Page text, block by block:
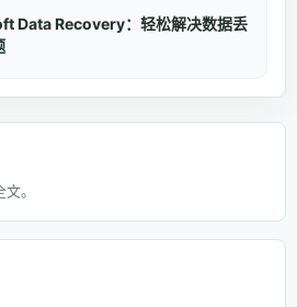
Data Recovery：轻松解决数据丢
。